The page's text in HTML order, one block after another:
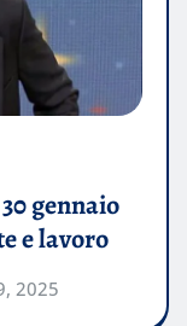
gennaio
e lavoro
2025